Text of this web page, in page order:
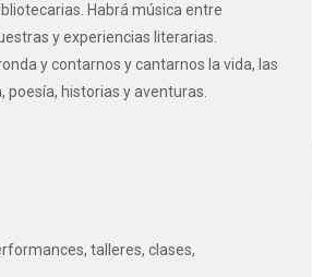
Habrá música entre
y experiencias literarias.
y contarnos y cantarnos la vida, las
poesía, historias y aventuras.
talleres, clases,